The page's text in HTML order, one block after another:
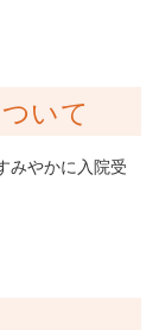
いて
みやかに入院受